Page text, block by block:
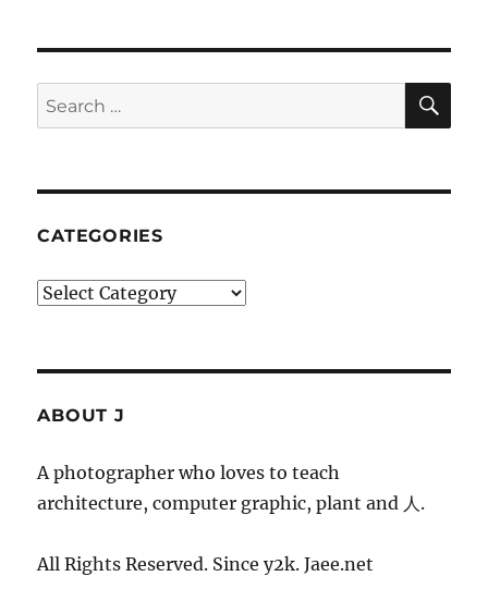
Search
for:
CATEGORIES
Categories
ABOUT J
A photographer who loves to teach
architecture, computer graphic, plant and 人.
All Rights Reserved. Since y2k. Jaee.net